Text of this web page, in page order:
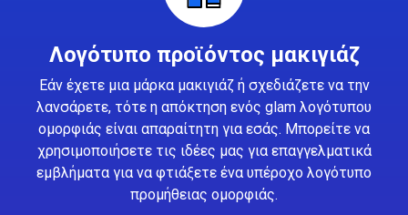
Λογότυπο προϊόντος μακιγιάζ
Εάν έχετε μια μάρκα μακιγιάζ ή σχεδιάζετε να την
λανσάρετε, τότε η απόκτηση ενός glam λογότυπου
ομορφιάς είναι απαραίτητη για εσάς. Μπορείτε να
χρησιμοποιήσετε τις ιδέες μας για επαγγελματικά
εμβλήματα για να φτιάξετε ένα υπέροχο λογότυπο
προμήθειας ομορφιάς.